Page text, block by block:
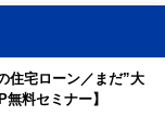
住宅ローン／まだ”大
料セミナー】